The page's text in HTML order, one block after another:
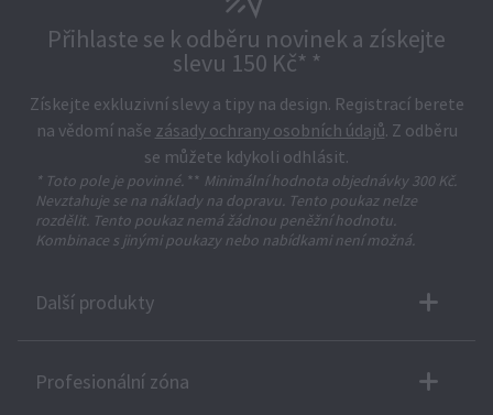
Přihlaste se k odběru novinek a získejte
slevu 150 Kč* *
Získejte exkluzivní slevy a tipy na design. Registrací berete
na vědomí naše zásady ochrany osobních údajů. Z odběru
se můžete kdykoli odhlásit.
* Toto pole je povinné. ** Minimální hodnota objednávky 300 Kč.
Nevztahuje se na náklady na dopravu. Tento poukaz nelze
rozdělit. Tento poukaz nemá žádnou peněžní hodnotu.
Kombinace s jinými poukazy nebo nabídkami není možná.
Další produkty
Profesionální zóna